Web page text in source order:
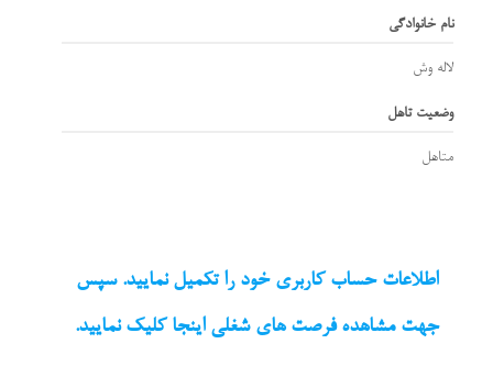
نام خانوادگی
لاله وش
وضعیت تاهل
متاهل
اطلاعات حساب کاربری خود را تکمیل نمایید. سپس
جهت مشاهده فرصت های شغلی اینجا کلیک نمایید.